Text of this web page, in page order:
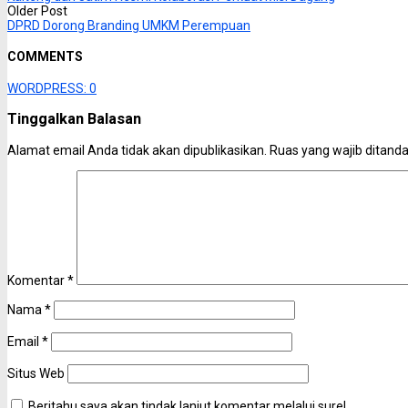
Older Post
DPRD Dorong Branding UMKM Perempuan
COMMENTS
WORDPRESS: 0
Tinggalkan Balasan
Alamat email Anda tidak akan dipublikasikan. Ruas yang wajib
Komentar*
Nama *
Email *
Situs Web